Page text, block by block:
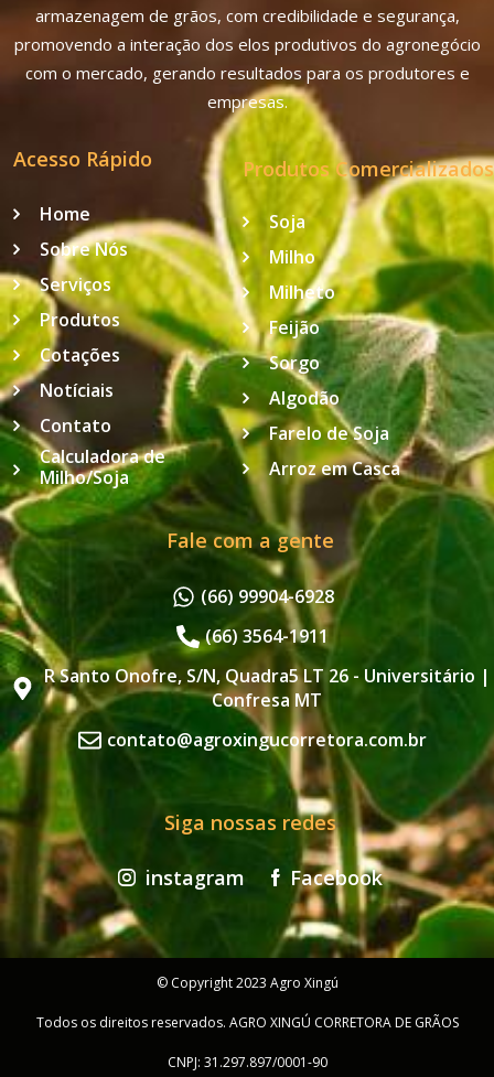
armazenagem de grãos, com credibilidade e segurança,
promovendo a interação dos elos produtivos do agronegócio
com o mercado, gerando resultados para os produtores e
empresas.
Acesso Rápido
Home
Sobre Nós
Serviços
Produtos
Cotações
Notíciais
Contato
Calculadora de
Milho/Soja
Produtos Comercializados
Soja
Milho
Milheto
Feijão
Sorgo
Algodão
Farelo de Soja
Arroz em Casca
Fale com a gente
(66) 99904-6928
(66) 3564-1911
R Santo Onofre, S/N, Quadra5 LT 26 - Universitário |
Confresa MT
contato@agroxingucorretora.com.br
Siga nossas redes
instagram Facebook
© Copyright 2023 Agro Xingú
Todos os direitos reservados. AGRO XINGÚ CORRETORA DE GRÃOS
CNPJ: 31.297.897/0001-90